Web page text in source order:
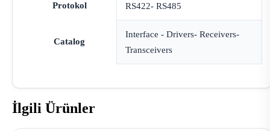
Protokol RS422- RS485
Catalog
Interface - Drivers- Receivers-
Transceivers
İlgili Ürünler